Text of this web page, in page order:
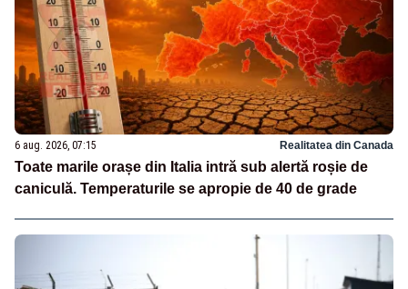
6 aug. 2026, 07:15 Realitatea din Canada
Toate marile orașe din Italia intră sub alertă roșie de
caniculă. Temperaturile se apropie de 40 de grade